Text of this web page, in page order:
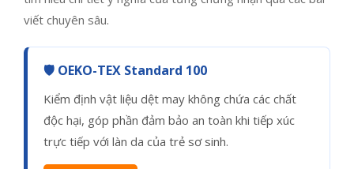
viết chuyên sâu.
🛡️ OEKO-TEX Standard 100
Kiểm định vật liệu dệt may không chứa các chất
độc hại, góp phần đảm bảo an toàn khi tiếp xúc
trực tiếp với làn da của trẻ sơ sinh.